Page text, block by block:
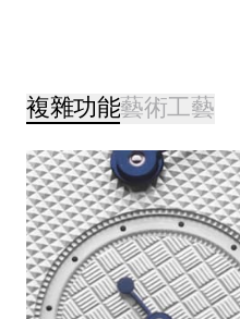
複雜功能藝術工藝